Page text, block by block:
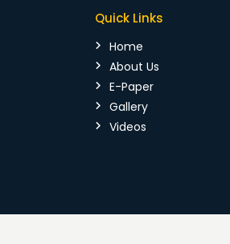
Quick Links
Home
About Us
E-Paper
Gallery
Videos